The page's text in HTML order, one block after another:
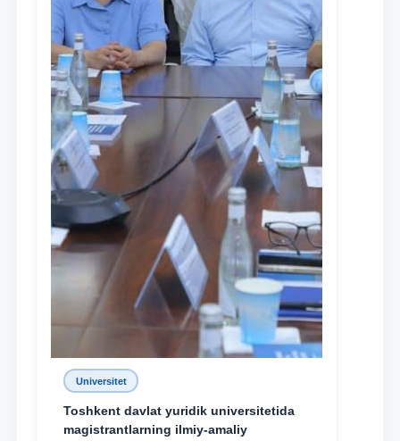
Universitet
Toshkent davlat yuridik universitetida
magistrantlarning ilmiy-amaliy